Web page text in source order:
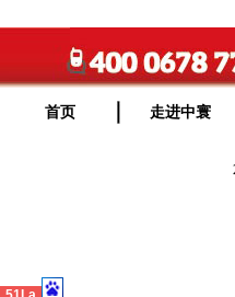
首页 走进中寰